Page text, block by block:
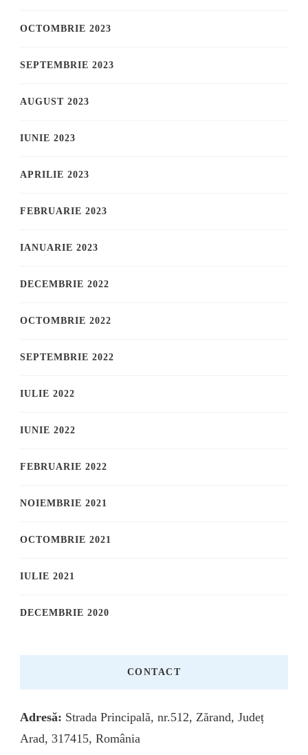
OCTOMBRIE 2023
SEPTEMBRIE 2023
AUGUST 2023
IUNIE 2023
APRILIE 2023
FEBRUARIE 2023
IANUARIE 2023
DECEMBRIE 2022
OCTOMBRIE 2022
SEPTEMBRIE 2022
IULIE 2022
IUNIE 2022
FEBRUARIE 2022
NOIEMBRIE 2021
OCTOMBRIE 2021
IULIE 2021
DECEMBRIE 2020
CONTACT
Adresă: Strada Principală, nr.512, Zărand, Județ
Arad, 317415, România